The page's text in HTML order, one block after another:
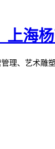
理、艺术雕